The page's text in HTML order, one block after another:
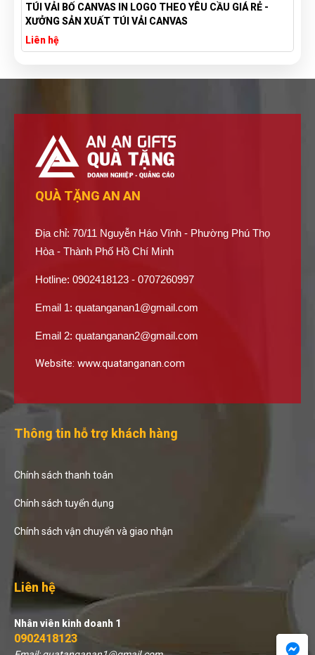
TÚI VẢI BỐ CANVAS IN LOGO THEO YÊU CẦU GIÁ RẺ -
XƯỞNG SẢN XUẤT TÚI VẢI CANVAS
Liên hệ
QUÀ TẶNG AN AN
Địa chỉ: 70/11 Nguyễn Háo Vĩnh - Phường Phú Thọ
Hòa - Thành Phố Hồ Chí Minh
Hotline: 0902418123 - 0707260997
Email 1: quatanganan1@gmail.com
Email 2: quatanganan2@gmail.com
Website: www.quatanganan.com
Thông tin hỗ trợ khách hàng
Chính sách thanh toán
Chính sách tuyển dụng
Chính sách vận chuyển và giao nhận
Liên hệ
Nhân viên kinh doanh 1
0902418123